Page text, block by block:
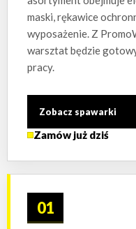
maski, rękawice
wyposażenie. Z
warsztat będzie
pracy.
Zobacz spawarki
Zamów już dziś
01